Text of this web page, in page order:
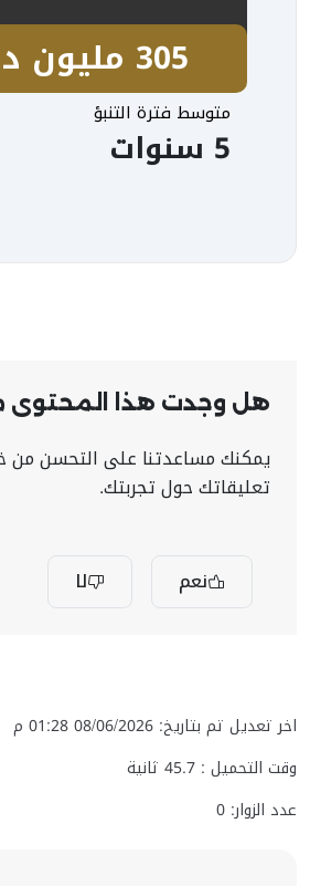
305 مليون درهم
متوسط فترة التنبؤ
5 سنوات
هل وجدت هذا المحتوى
يمكنك مساعدتنا على التحسن من
تعليقاتك حول تجربتك.
نعم لا
اخر تعديل تم بتاريخ: 08/06/2026 01:28 م
وقت التحميل : 45.7 ثانية
عدد الزوار: 0